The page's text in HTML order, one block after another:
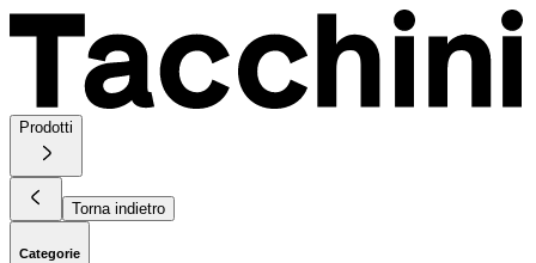
Prodotti
Torna indietro
Categorie